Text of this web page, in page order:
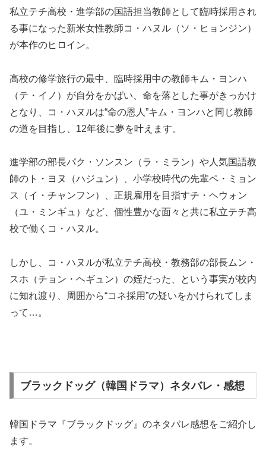
私立テチ高校・進学部の国語担当教師として臨時採用され
る事になった新米女性教師コ・ハヌル（ソ・ヒョンジン）
が本作のヒロイン。
高校の修学旅行の最中、臨時採用中の教師キム・ヨンハ
（テ・イノ）が自分をかばい、命を落とした事がきっかけ
となり、コ・ハヌルは“命の恩人”キム・ヨンハと同じ教師
の道を目指し、12年後に夢を叶えます。
進学部の部長パク・ソンスン（ラ・ミラン）や人気国語教
師のト・ヨヌ（ハジュン）、小学校時代の先輩ペ・ミョン
ス（イ・チャンフン）、正規雇用を目指すチ・ヘウォン
（ユ・ミンギュ）など、個性豊かな面々と共に私立テチ高
校で働くコ・ハヌル。
しかし、コ・ハヌルが私立テチ高校・教務部の部長ムン・
スホ（チョン・ヘギュン）の姪だった、という事実が校内
に知れ渡り、周囲から“コネ採用”の疑いをかけられてしま
って…。
ブラックドッグ（韓国ドラマ）ネタバレ・感想
韓国ドラマ『ブラックドッグ』のネタバレ感想をご紹介し
ます。